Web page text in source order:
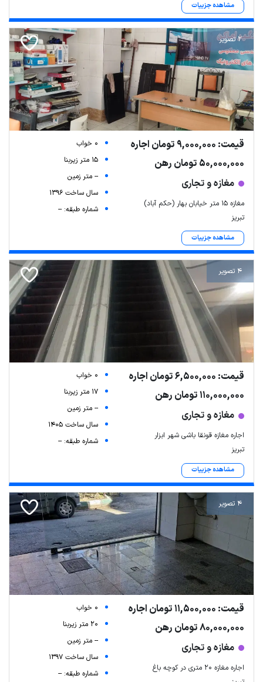
مشاهده جزییات
2 تصویر
قیمت: 9,000,000 تومان اجاره
50,000,000 تومان رهن
مغازه و تجاری
مغازه ۱۵ متر خیابان بهار (حکم آباد)
تبریز
مشاهده جزییات
0 خواب
15 متر زیربنا
-- متر زمین
سال ساخت 1396
شماره طبقه: --
4 تصویر
قیمت: 6,500,000 تومان اجاره
110,000,000 تومان رهن
مغازه و تجاری
اجاره مغازه قونقا باشی شهر ابزار
تبریز
مشاهده جزییات
0 خواب
17 متر زیربنا
-- متر زمین
سال ساخت 1405
شماره طبقه: --
4 تصویر
قیمت: 11,500,000 تومان اجاره
80,000,000 تومان رهن
مغازه و تجاری
اجاره مغازه 20 متری در کوچه باغ
0 خواب
20 متر زیربنا
-- متر زمین
سال ساخت 1397
شماره طبقه: --